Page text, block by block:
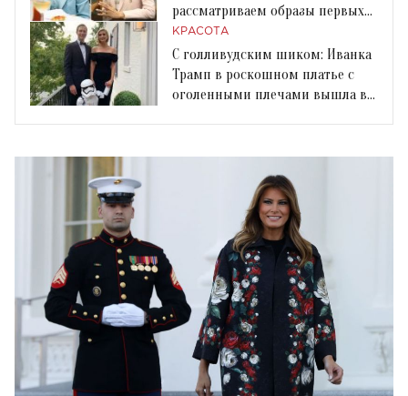
рассматриваем образы первых
леди
КРАСОТА
С голливудским шиком: Иванка
Трамп в роскошном платье с
оголенными плечами вышла в